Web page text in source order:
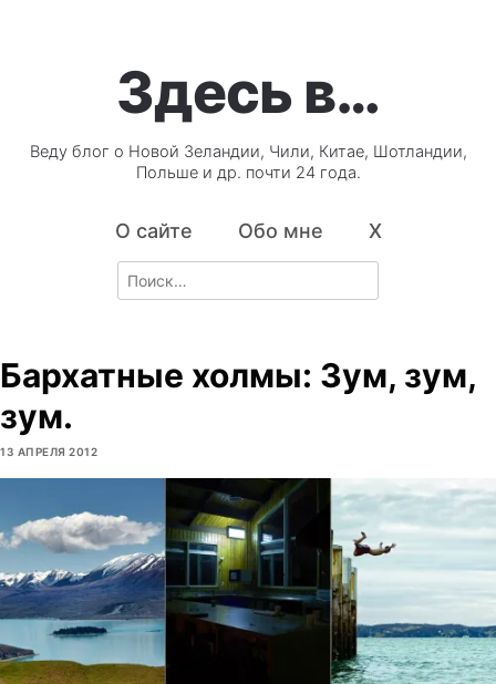
Здесь в…
Веду блог о Новой Зеландии, Чили, Китае, Шотландии,
Польше и др. почти 24 года.
О сайте Обо мне X
Search
for:
Бархатные холмы: Зум, зум,
зум.
13 АПРЕЛЯ 2012